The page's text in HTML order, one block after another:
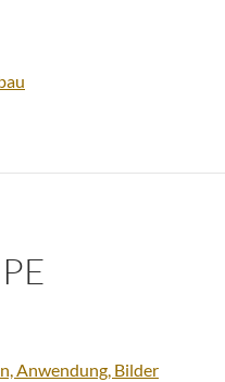
Anwendung, Bilder